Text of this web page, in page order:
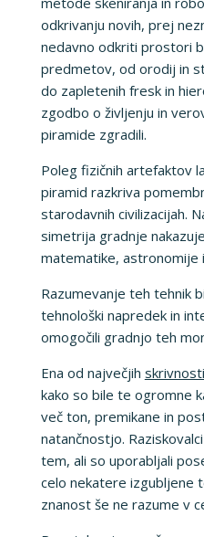
odkrivanju novih, prej
nedavno odkriti prostori
predmetov, od orodij in
do zapletenih fresk in
zgodbo o življenju in
piramide zgradili.
Poleg fizičnih artefaktov
piramid razkriva
starodavnih civilizacijah.
simetrija gradnje
matematike, astronomije
Razumevanje teh tehnik
tehnološki napredek in
omogočili gradnjo teh
Ena od največjih
kako so bile te ogromne
več ton, premikane in
natančnostjo.
tem, ali so uporabljali
celo nekatere izgubljene
znanost še ne razume v